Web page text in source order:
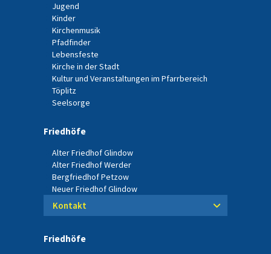
Jugend
Kinder
Kirchenmusik
Pfadfinder
Lebensfeste
Kirche in der Stadt
Kultur und Veranstaltungen im Pfarrbereich
Töplitz
Seelsorge
Friedhöfe
Alter Friedhof Glindow
Alter Friedhof Werder
Bergfriedhof Petzow
Neuer Friedhof Glindow
Kontakt
Friedhöfe